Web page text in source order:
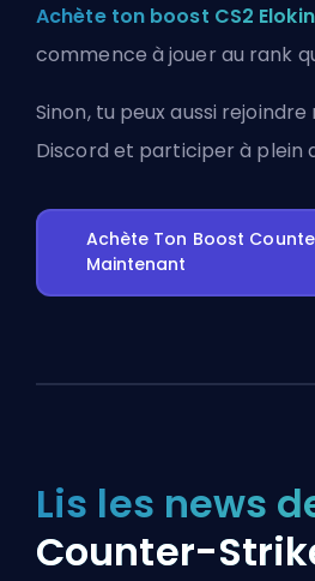
Achète ton boost CS2
commence à jouer au rank
Sinon, tu peux aussi rejoindre
Discord et participer à plein
Achète Ton Boost
Maintenant
Lis les news
Counter-